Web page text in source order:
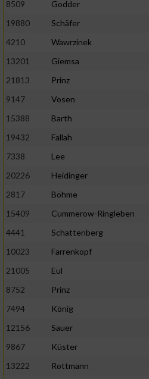
8509
Godder
19880
Schäfer
4210
Wawrzinek
13201
Giemsa
21813
Prinz
9147
Vosen
15388
Barth
19432
Fallah
7338
Lee
20226
Heidinger
2817
Böhme
15409
Cummerow-Ringleben
4441
Schattenberg
10023
Farrenkopf
21005
Eul
8752
Prinz
7494
König
12156
Sauer
9867
Küster
13222
Rottmann